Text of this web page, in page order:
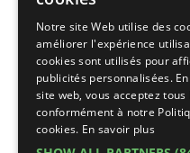
dernières
Recevez nos mises à jour
Notre site Web utilise des
améliorer l'expérience
cookies sont utilisés pour
publicités personnalisées.
site web, vous acceptez tous
conformément à notre
cookies. En savoir plus